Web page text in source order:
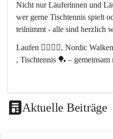
Nicht nur Läuferinnen und
wer gerne Tischtennis spielt
teilnimmt - alle sind herzlich
Laufen 🏃‍♂️🏃‍♀️, Nordic
, Tischtennis 🏓 – gemeinsam
Aktuelle Beiträge